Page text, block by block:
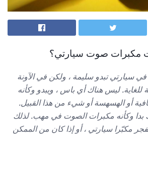
مكبرات صوت سيارتي؟
سيارتي تبدو سليمة ، ولكن في الآونة
للغاية. ليس هناك أي باس ، ويبدو وكأنه
أو الهسهسة أو شيء من هذا القبيل.
وكأنه مكبرات الصوت في مهب. لذلك
مكبّرا سيارتي ، أو إذا كان من الممكن